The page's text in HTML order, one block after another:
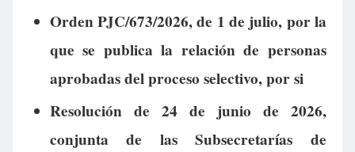
Orden PJC/673/2026, de 1 de julio, por la
que se publica la relación de personas
aprobadas del proceso selectivo, por si
Resolución de 24 de junio de 2026,
conjunta de las Subsecretarías de